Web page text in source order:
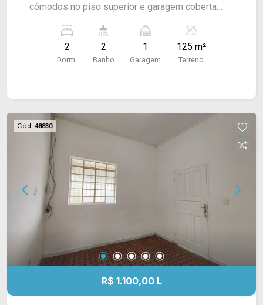
cômodos no piso superior e garagem coberta
#estudantes
2
Dorm.
2
Banho
1
Garagem
125 m²
Terreno
Cód. 48830
R$ 1.100,00 L